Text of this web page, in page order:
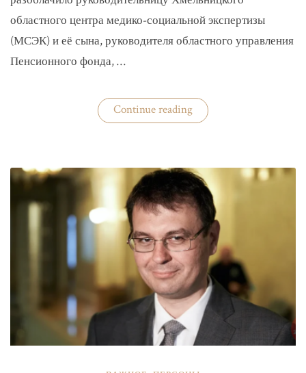
областного центра медико-социальной экспертизы
(МСЭК) и её сына, руководителя областного управления
Пенсионного фонда, …
Continue reading«В
Хмельницком
сын
зарабатывали
на
уклонистах»